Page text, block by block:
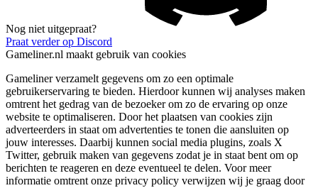
Nog niet uitgepraat?
Praat verder op Discord
Gameliner.nl maakt gebruik van cookies
Gameliner verzamelt gegevens om zo een optimale
gebruikerservaring te bieden. Hierdoor kunnen wij analyses maken
omtrent het gedrag van de bezoeker om zo de ervaring op onze
website te optimaliseren. Door het plaatsen van cookies zijn
adverteerders in staat om advertenties te tonen die aansluiten op
jouw interesses. Daarbij kunnen social media plugins, zoals X
Twitter, gebruik maken van gegevens zodat je in staat bent om op
berichten te reageren en deze eventueel te delen. Voor meer
informatie omtrent onze privacy policy verwijzen wij je graag door